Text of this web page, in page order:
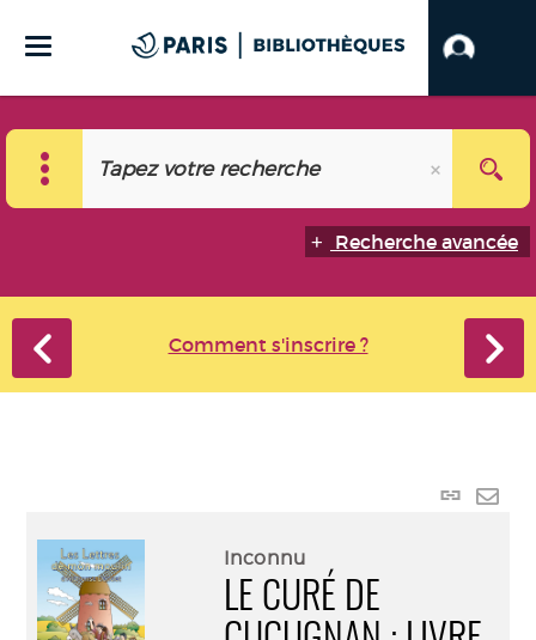
Recherche avancée
Comment s'inscrire ?
Lien
Inconnu
LE CURÉ DE